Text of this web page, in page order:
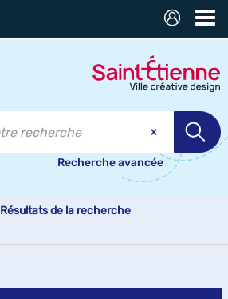
Recherche avancée
Résultats de la recherche